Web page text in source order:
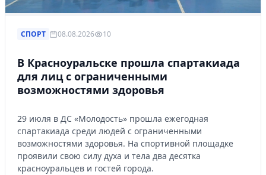
СПОРТ 08.08.2026 10
В Красноуральске прошла спартакиада
для лиц с ограниченными
возможностями здоровья
29 июля в ДС «Молодость» прошла ежегодная
спартакиада среди людей с ограниченными
возможностями здоровья. На спортивной площадке
проявили свою силу духа и тела два десятка
красноуральцев и гостей города.